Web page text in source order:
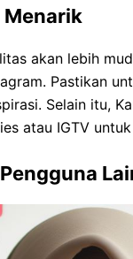
Menarik
akan lebih
Pastikan
Selain itu,
atau IGTV